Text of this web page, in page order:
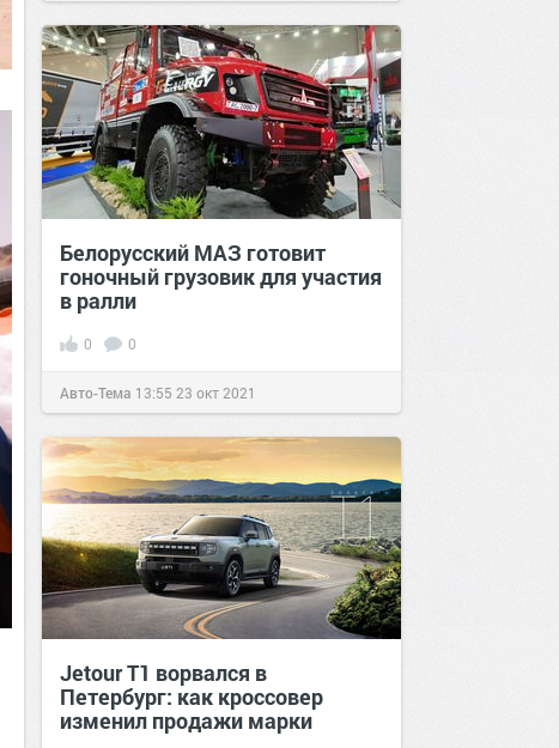
Белорусский МАЗ готовит
гоночный грузовик для участия
в ралли
0 0
Авто-Тема 13:55 23 окт 2021
Jetour T1 ворвался в
Петербург: как кроссовер
изменил продажи марки